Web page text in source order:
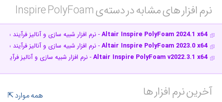
نرم افزار های مشابه در دسته‌ی‌ Inspire PolyFoam‎
Altair Inspire PolyFoam 2024.1 x64- نرم افزار شبیه سازی و آنالیز فرآیند
Altair Inspire PolyFoam 2023.0 x64- نرم افزار شبیه سازی و آنالیز فرآیند
Altair Inspire PolyFoam v2022.3.1 x64- نرم افزار شبیه سازی و آنالیز
آخرین نرم افزار ها
همه موارد